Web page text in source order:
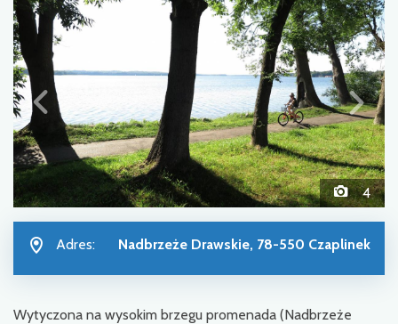
4
Adres: Nadbrzeże Drawskie, 78-550 Czaplinek
Wytyczona na wysokim brzegu promenada (Nadbrzeże